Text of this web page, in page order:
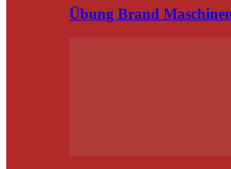
Übung Brand